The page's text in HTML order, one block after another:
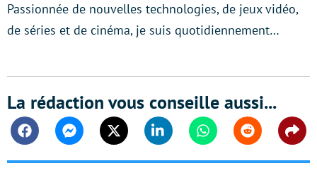
Passionnée de nouvelles technologies, de jeux vidéo,
de séries et de cinéma, je suis quotidiennement…
La rédaction vous conseille aussi...
FacebookMessengerTwitter Linkedin WhatsappReddit